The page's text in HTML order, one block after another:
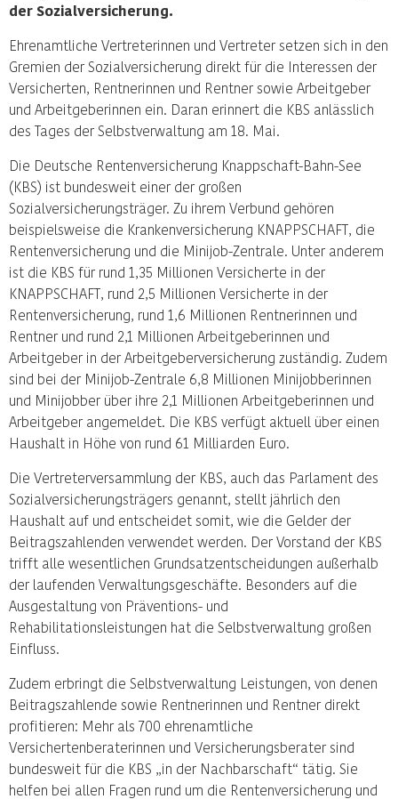
der Sozialversicherung.
Ehrenamtliche Vertreterinnen und Vertreter setzen sich in den
Gremien der Sozialversicherung direkt für die Interessen der
Versicherten, Rentnerinnen und Rentner sowie Arbeitgeber
und Arbeitgeberinnen ein. Daran erinnert die KBS anlässlich
des Tages der Selbstverwaltung am 18. Mai.
Die Deutsche Rentenversicherung Knappschaft-Bahn-See
(KBS) ist bundesweit einer der großen
Sozialversicherungsträger. Zu ihrem Verbund gehören
beispielsweise die Krankenversicherung KNAPPSCHAFT, die
Rentenversicherung und die Minijob-Zentrale. Unter anderem
ist die KBS für rund 1,35 Millionen Versicherte in der
KNAPPSCHAFT, rund 2,5 Millionen Versicherte in der
Rentenversicherung, rund 1,6 Millionen Rentnerinnen und
Rentner und rund 2,1 Millionen Arbeitgeberinnen und
Arbeitgeber in der Arbeitgeberversicherung zuständig. Zudem
sind bei der Minijob-Zentrale 6,8 Millionen Minijobberinnen
und Minijobber über ihre 2,1 Millionen Arbeitgeberinnen und
Arbeitgeber angemeldet. Die KBS verfügt aktuell über einen
Haushalt in Höhe von rund 61 Milliarden Euro.
Die Vertreterversammlung der KBS, auch das Parlament des
Sozialversicherungsträgers genannt, stellt jährlich den
Haushalt auf und entscheidet somit, wie die Gelder der
Beitragszahlenden verwendet werden. Der Vorstand der KBS
trifft alle wesentlichen Grundsatzentscheidungen außerhalb
der laufenden Verwaltungsgeschäfte. Besonders auf die
Ausgestaltung von Präventions- und
Rehabilitationsleistungen hat die Selbstverwaltung großen
Einfluss.
Zudem erbringt die Selbstverwaltung Leistungen, von denen
Beitragszahlende sowie Rentnerinnen und Rentner direkt
profitieren: Mehr als 700 ehrenamtliche
Versichertenberaterinnen und Versicherungsberater sind
bundesweit für die KBS „in der Nachbarschaft“ tätig. Sie
helfen bei allen Fragen rund um die Rentenversicherung und